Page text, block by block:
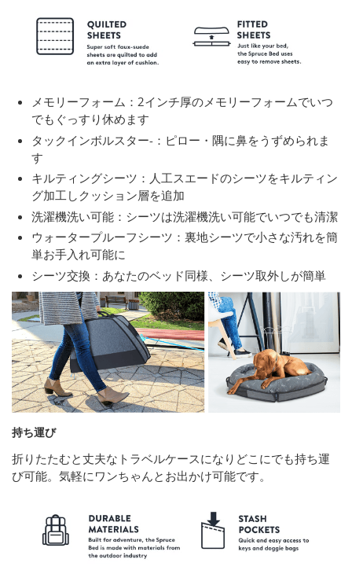
メモリーフォーム：2インチ厚のメモリーフォームでいつ
でもぐっすり休めます
タックインボルスター-：ピロー・隅に鼻をうずめられま
す
キルティングシーツ：人工スエードのシーツをキルティン
グ加工しクッション層を追加
洗濯機洗い可能：シーツは洗濯機洗い可能でいつでも清潔
ウォータープルーフシーツ：裏地シーツで小さな汚れを簡
単お手入れ可能に
シーツ交換：あなたのベッド同様、シーツ取外しが簡単
持ち運び
折りたたむと丈夫なトラベルケースになりどこにでも持ち運
び可能。気軽にワンちゃんとお出かけ可能です。